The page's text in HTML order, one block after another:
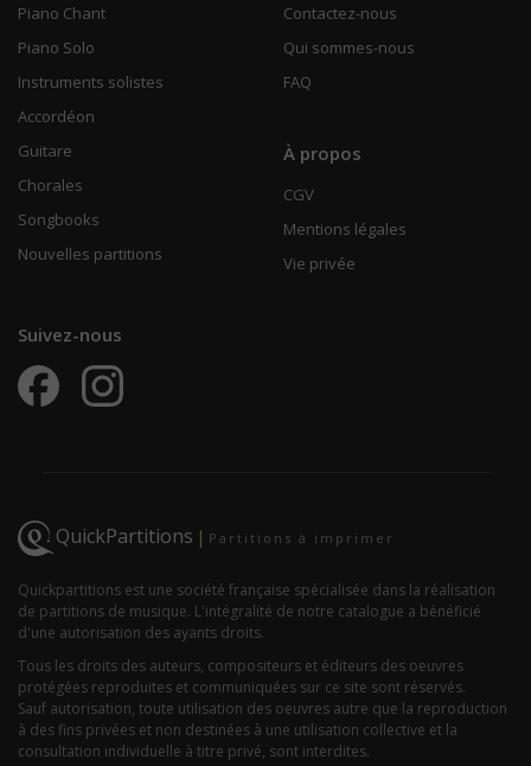
Piano Chant
Piano Solo
Instruments solistes
Accordéon
Guitare
Chorales
Songbooks
Nouvelles partitions
Contactez-nous
Qui sommes-nous
FAQ
À propos
CGV
Mentions légales
Vie privée
Suivez-nous
QuickPartitions | Partitions à imprimer
Quickpartitions est une société française spécialisée dans la réalisation
de partitions de musique. L'intégralité de notre catalogue a bénéficié
d'une autorisation des ayants droits.
Tous les droits des auteurs, compositeurs et éditeurs des oeuvres
protégées reproduites et communiquées sur ce site sont réservés.
Sauf autorisation, toute utilisation des oeuvres autre que la reproduction
à des fins privées et non destinées à une utilisation collective et la
consultation individuelle à titre privé, sont interdites.